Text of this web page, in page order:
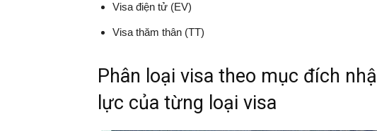
Visa điện tử (EV)
Visa thăm thân (TT)
Phân loại visa theo mục đích
lực của từng loại visa